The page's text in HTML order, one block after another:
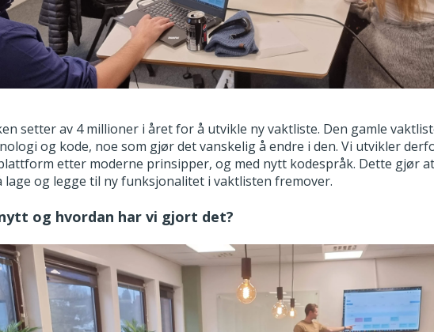
setter av 4 millioner i året for å utvikle ny vaktliste. Den gamle
og kode, noe som gjør det vanskelig å endre i den. Vi utvikler
etter moderne prinsipper, og med nytt kodespråk. Dette gjør
lage og legge til ny funksjonalitet i vaktlisten fremover.
og hvordan har vi gjort det?